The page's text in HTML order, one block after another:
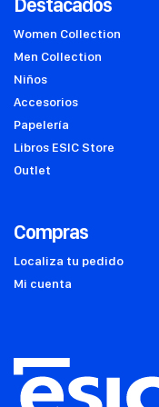
Destacados
Women Collection
Men Collection
Niños
Accesorios
Papelería
Libros ESIC Store
Outlet
Compras
Localiza tu pedido
Mi cuenta